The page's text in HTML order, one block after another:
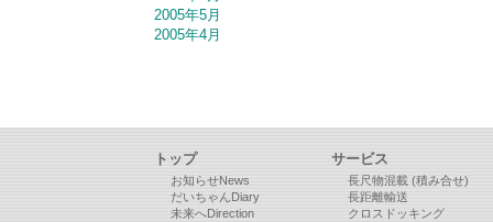
2005年5月
2005年4月
トップ
お知らせNews
だいちゃんDiary
未来へDirection
サービス
長尺物混載 (積み合せ)
長距離輸送
クロスドッキング